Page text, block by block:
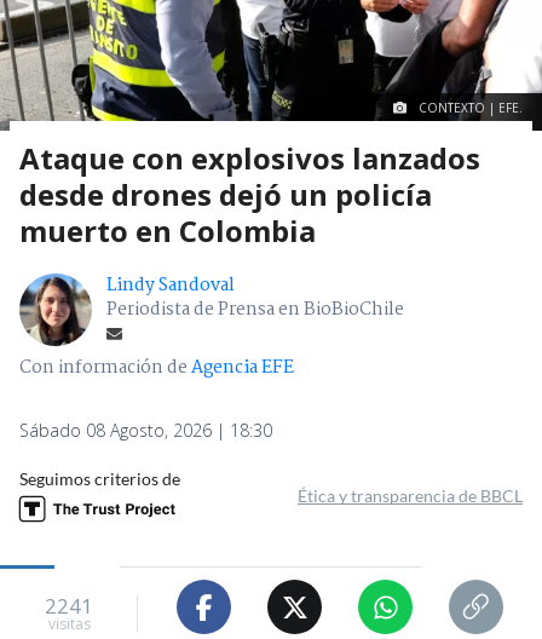
CONTEXTO | EFE.
Ataque con explosivos lanzados
desde drones dejó un policía
muerto en Colombia
Lindy Sandoval
Periodista de Prensa en BioBioChile
Con información deAgencia EFE
Sábado 08 Agosto, 2026 | 18:30
Seguimos criterios de
Ética y transparencia de BBCL
2241
visitas